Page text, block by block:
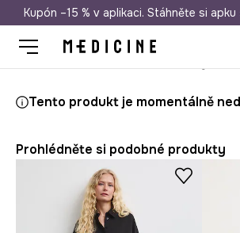
Doprava zdarma při nákupu nad
Kupón –15 % v aplikaci. Stáhněte si apku
Tento produkt je momentálně
Prohlédněte si podobné produkty